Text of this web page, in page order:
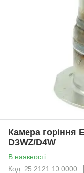
Камера горіння
D3WZ/D4W
В наявності
Код: 25 2121 10 0000